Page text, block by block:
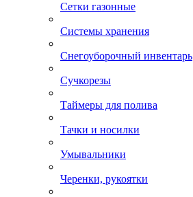
Сетки газонные
Системы хранения
Снегоуборочный инвентарь
Сучкорезы
Таймеры для полива
Тачки и носилки
Умывальники
Черенки, рукоятки